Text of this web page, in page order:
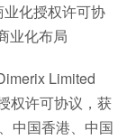
化授权许可协
业化布局
Limited
权许可协议，获
中国香港、中国